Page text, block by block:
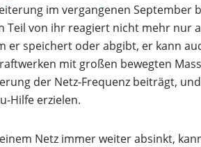
im vergangenen September
Teil von ihr reagiert nicht mehr nur
er speichert oder abgibt, er kann
mit großen bewegten
der Netz-Frequenz beiträgt,
Hilfe erzielen.
Netz immer weiter absinkt,